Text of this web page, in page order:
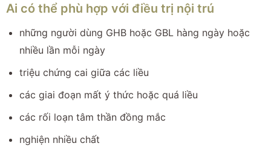
Ai có thể phù hợp với điều trị nội trú
những người dùng GHB hoặc GBL hàng ngày hoặc
nhiều lần mỗi ngày
triệu chứng cai giữa các liều
các giai đoạn mất ý thức hoặc quá liều
các rối loạn tâm thần đồng mắc
nghiện nhiều chất